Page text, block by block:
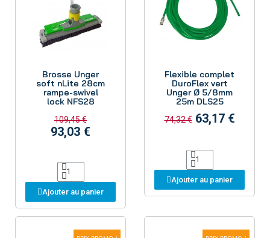
Brosse Unger
soft nLite 28cm
rampe-swivel
lock NFS28
109,45 €
93,03 €
Ajouter au panier
Flexible complet
DuroFlex vert
Unger Ø 5/8mm
25m DLS25
74,32 € 63,17 €
Ajouter au panier